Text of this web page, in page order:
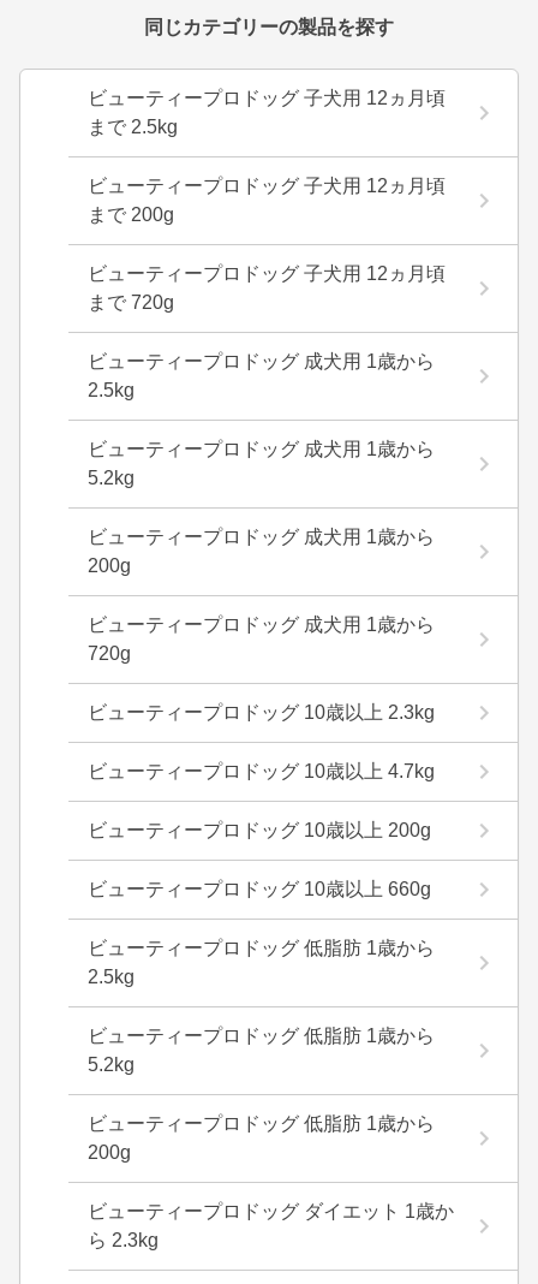
同じカテゴリーの製品を探す
ビューティープロドッグ 子犬用 12ヵ月頃
まで 2.5kg
ビューティープロドッグ 子犬用 12ヵ月頃
まで 200g
ビューティープロドッグ 子犬用 12ヵ月頃
まで 720g
ビューティープロドッグ 成犬用 1歳から
2.5kg
ビューティープロドッグ 成犬用 1歳から
5.2kg
ビューティープロドッグ 成犬用 1歳から
200g
ビューティープロドッグ 成犬用 1歳から
720g
ビューティープロドッグ 10歳以上 2.3kg
ビューティープロドッグ 10歳以上 4.7kg
ビューティープロドッグ 10歳以上 200g
ビューティープロドッグ 10歳以上 660g
ビューティープロドッグ 低脂肪 1歳から
2.5kg
ビューティープロドッグ 低脂肪 1歳から
5.2kg
ビューティープロドッグ 低脂肪 1歳から
200g
ビューティープロドッグ ダイエット 1歳か
ら 2.3kg